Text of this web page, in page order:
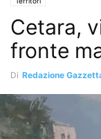
Cetara,
fronte
Di Redazione